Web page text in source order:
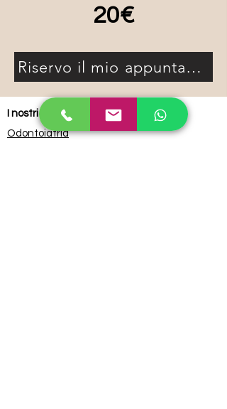
20€
Riservo il mio appuntamento
I nostri servizi :
Odontoiatria